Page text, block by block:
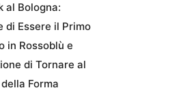
al Bologna:
di Essere il Primo
in Rossoblù e
di Tornare al
Forma